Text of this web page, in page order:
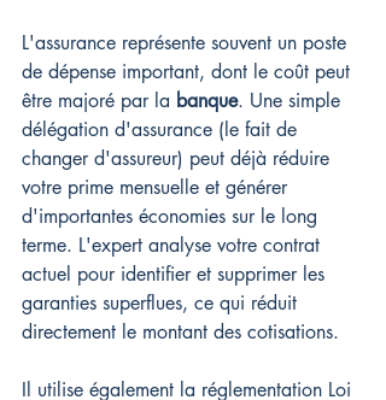
L'assurance représente souvent un poste
de dépense important, dont le coût peut
être majoré par la banque. Une simple
délégation d'assurance (le fait de
changer d'assureur) peut déjà réduire
votre prime mensuelle et générer
d'importantes économies sur le long
terme. L'expert analyse votre contrat
actuel pour identifier et supprimer les
garanties superflues, ce qui réduit
directement le montant des cotisations.
Il utilise également la réglementation Loi